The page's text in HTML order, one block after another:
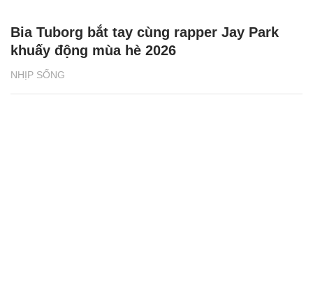
NHỊP SỐNG
Bia Tuborg bắt tay cùng rapper Jay Park
khuấy động mùa hè 2026